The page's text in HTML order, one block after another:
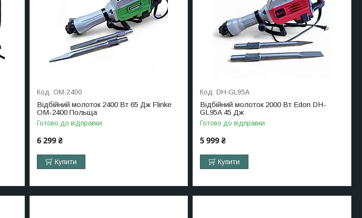
OM-2400
Відбійний молоток 2400 Вт 65 Дж Flinke
OM-2400 Польща
Готово до відправки
6 299 ₴
Купити
DH-GL95A
Відбійний молоток 2000 Вт Edon DH-
GL95A 45 Дж
Готово до відправки
5 999 ₴
Купити